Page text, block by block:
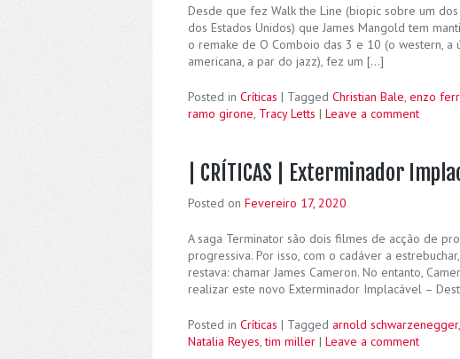
Desde que fez Walk the Line (biopic sobre um
dos Estados Unidos) que James Mangold tem
o remake de O Comboio das 3 e 10 (o western,
americana, a par do jazz), fez um […]
Posted in Críticas | Tagged Christian Bale, enzo
ramo girone, Tracy Letts | Leave a comment
| CRÍTICAS | Exterminador
Posted on Fevereiro 17, 2020
A saga Terminator são dois filmes de acção de
progressiva. Por isso, com o cadáver a
restava: chamar James Cameron. No entanto,
realizar este novo Exterminador Implacável –
Posted in Críticas | Tagged arnold schwarzenegger,
Natalia Reyes,tim miller | Leave a comment